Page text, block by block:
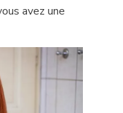
avez une